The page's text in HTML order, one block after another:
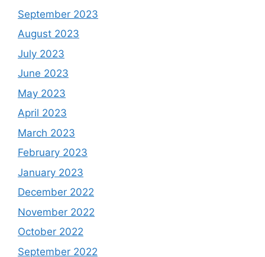
September 2023
August 2023
July 2023
June 2023
May 2023
April 2023
March 2023
February 2023
January 2023
December 2022
November 2022
October 2022
September 2022